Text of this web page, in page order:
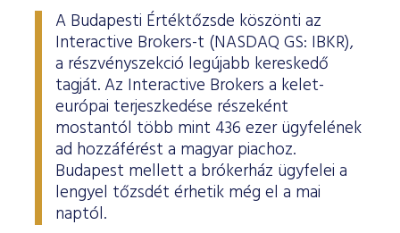
A Budapesti Értéktőzsde köszönti az
Interactive Brokers-t (NASDAQ GS: IBKR),
a részvényszekció legújabb kereskedő
tagját. Az Interactive Brokers a kelet-
európai terjeszkedése részeként
mostantól több mint 436 ezer ügyfelének
ad hozzáférést a magyar piachoz.
Budapest mellett a brókerház ügyfelei a
lengyel tőzsdét érhetik még el a mai
naptól.